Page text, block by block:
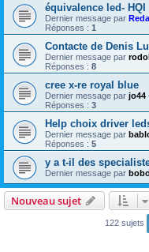
équivalence led- HQI
Dernier message par
Réponses : 1
Contacte de Denis
Dernier message par
Réponses : 8
cree x-re royal blue
Dernier message par jo44
Réponses : 3
Help choix driver
Dernier message par
Réponses : 5
y a t-il des
Dernier message par
Nouveau sujet
122 sujets